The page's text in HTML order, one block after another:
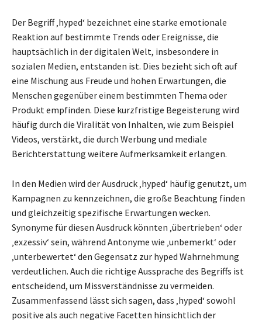
Der Begriff ‚hyped‘ bezeichnet eine starke emotionale
Reaktion auf bestimmte Trends oder Ereignisse, die
hauptsächlich in der digitalen Welt, insbesondere in
sozialen Medien, entstanden ist. Dies bezieht sich oft auf
eine Mischung aus Freude und hohen Erwartungen, die
Menschen gegenüber einem bestimmten Thema oder
Produkt empfinden. Diese kurzfristige Begeisterung wird
häufig durch die Viralität von Inhalten, wie zum Beispiel
Videos, verstärkt, die durch Werbung und mediale
Berichterstattung weitere Aufmerksamkeit erlangen.
In den Medien wird der Ausdruck ‚hyped‘ häufig genutzt, um
Kampagnen zu kennzeichnen, die große Beachtung finden
und gleichzeitig spezifische Erwartungen wecken.
Synonyme für diesen Ausdruck könnten ‚übertrieben‘ oder
‚exzessiv‘ sein, während Antonyme wie ‚unbemerkt‘ oder
‚unterbewertet‘ den Gegensatz zur hyped Wahrnehmung
verdeutlichen. Auch die richtige Aussprache des Begriffs ist
entscheidend, um Missverständnisse zu vermeiden.
Zusammenfassend lässt sich sagen, dass ‚hyped‘ sowohl
positive als auch negative Facetten hinsichtlich der